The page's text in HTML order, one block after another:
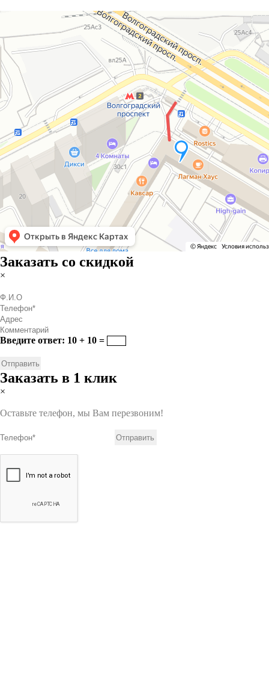
Заказать со скидкой
×
Введите ответ: 10 + 10 =
Заказать в 1 клик
×
Оставьте телефон, мы Вам перезвоним!